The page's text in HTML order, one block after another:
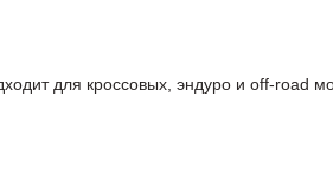
для кроссовых, эндуро и off-road